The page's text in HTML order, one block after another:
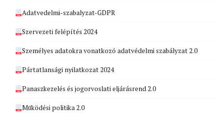
Adatvedelmi-szabalyzat-GDPR
Szervezeti felépítés 2024
Személyes adatokra vonatkozó adatvédelmi szabályzat 2.0
Pártatlansági nyilatkozat 2024
Panaszkezelés és jogorvoslati eljárásrend 2.0
Működési politika 2.0